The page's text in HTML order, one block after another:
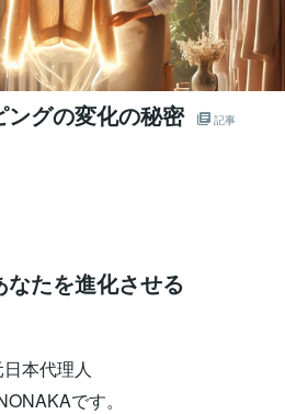
ングの変化の秘密 記事
たを進化させる
本代理人
です。